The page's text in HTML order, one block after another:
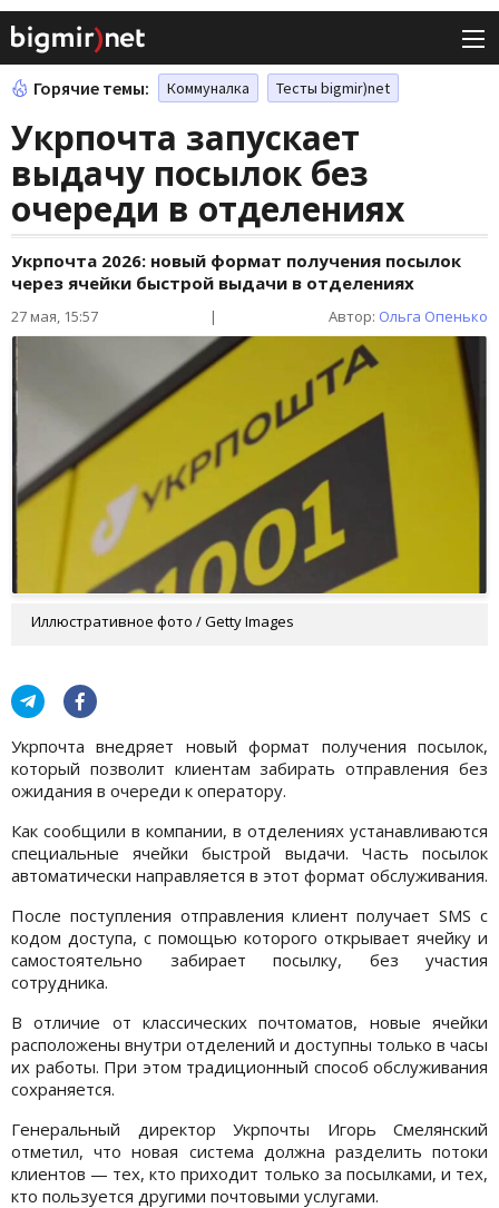
Горячие темы: Коммуналка Тесты bigmir)net
Укрпочта запускает
выдачу посылок без
очереди в отделениях
Укрпочта 2026: новый формат получения посылок
через ячейки быстрой выдачи в отделениях
27 мая, 15:57 | Автор: Ольга Опенько
Иллюстративное фото / Getty Images
Укрпочта внедряет новый формат получения посылок,
который позволит клиентам забирать отправления без
ожидания в очереди к оператору.
Как сообщили в компании, в отделениях устанавливаются
специальные ячейки быстрой выдачи. Часть посылок
автоматически направляется в этот формат обслуживания.
После поступления отправления клиент получает SMS с
кодом доступа, с помощью которого открывает ячейку и
самостоятельно забирает посылку, без участия
сотрудника.
В отличие от классических почтоматов, новые ячейки
расположены внутри отделений и доступны только в часы
их работы. При этом традиционный способ обслуживания
сохраняется.
Генеральный директор Укрпочты Игорь Смелянский
отметил, что новая система должна разделить потоки
клиентов — тех, кто приходит только за посылками, и тех,
кто пользуется другими почтовыми услугами.